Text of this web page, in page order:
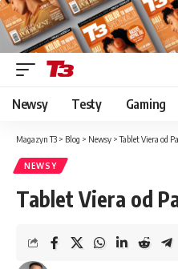
Newsy Testy Gaming
Magazyn T3 > Blog > Newsy >Tablet Viera od
NEWSY
Tablet Viera od